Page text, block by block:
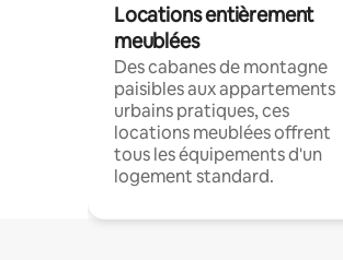
Locations entièrement
meublées
Des cabanes de montagne
paisibles aux appartements
urbains pratiques, ces
locations meublées offrent
tous les équipements d'un
logement standard.